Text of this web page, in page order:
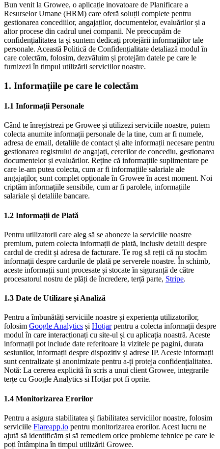
Bun venit la Growee, o aplicație inovatoare de Planificare a
Resurselor Umane (HRM) care oferă soluții complete pentru
gestionarea concediilor, angajaților, documentelor, evaluărilor și a
altor procese din cadrul unei companii. Ne preocupăm de
confidențialitatea ta și suntem dedicați protejării informațiilor tale
personale. Această Politică de Confidențialitate detaliază modul în
care colectăm, folosim, dezvăluim și protejăm datele pe care le
furnizezi în timpul utilizării serviciilor noastre.
1. Informațiile pe care le colectăm
1.1 Informații Personale
Când te înregistrezi pe Growee și utilizezi serviciile noastre, putem
colecta anumite informații personale de la tine, cum ar fi numele,
adresa de email, detaliile de contact și alte informații necesare pentru
gestionarea registrului de angajați, cererilor de concediu, gestionarea
documentelor și evaluărilor. Reține că informațiile suplimentare pe
care le-am putea colecta, cum ar fi informațiile salariale ale
angajaților, sunt complet opționale în Growee în acest moment. Noi
criptăm informațiile sensibile, cum ar fi parolele, informațiile
salariale și detaliile bancare.
1.2 Informații de Plată
Pentru utilizatorii care aleg să se aboneze la serviciile noastre
premium, putem colecta informații de plată, inclusiv detalii despre
cardul de credit și adresa de facturare. Te rog să reții că nu stocăm
informații despre cardurile de plată pe serverele noastre. În schimb,
aceste informații sunt procesate și stocate în siguranță de către
procesatorul nostru de plăți de încredere, terță parte, Stripe.
1.3 Date de Utilizare și Analiză
Pentru a îmbunătăți serviciile noastre și experiența utilizatorilor,
folosim Google Analytics și Hotjarpentru a colecta informații despre
modul în care interacționați cu site-ul și cu aplicația noastră. Aceste
informații pot include date referitoare la vizitele pe pagini, durata
sesiunilor, informații despre dispozitiv și adrese IP. Aceste informații
sunt centralizate și anonimizate pentru a-ți proteja confidențialitatea.
Notă: La cererea explicită în scris a unui client Growee, integrarile
terțe cu Google Analytics si Hotjar pot fi oprite.
1.4 Monitorizarea Erorilor
Pentru a asigura stabilitatea și fiabilitatea serviciilor noastre, folosim
serviciile Flareapp.io pentru monitorizarea erorilor. Acest lucru ne
ajută să identificăm și să remediem orice probleme tehnice pe care le
poți întâmpina în timpul utilizării Growee.